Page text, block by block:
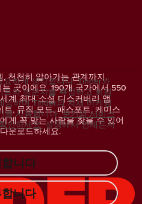
천천히 알아가는 관계까지.
곳이에요. 190개 국가에서 550
계 최대 소셜 디스커버리 앱
, 뮤직 모드, 패스포트, 케미스
게 꼭 맞는 사람을 찾을 수 있어
운로드하세요.
하게 생각합니다. Tinder와
의 방문자를 측정하고 회원
공하며 Tinder의 자체 마케팅
를 사용합니다. 쿠키와 서비스
인하세요. 설정에서 언제든지
니다
니다